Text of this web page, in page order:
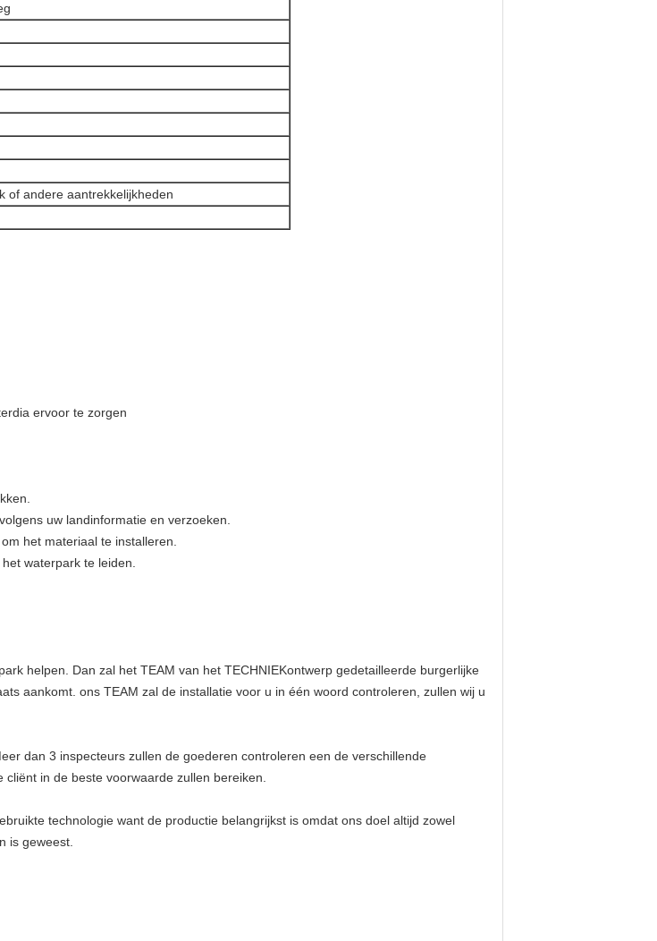
je snel terug!
of andere aantrekkelijkheden
ervoor te zorgen
uw landinformatie en verzoeken.
het materiaal te installeren.
waterpark te leiden.
helpen. Dan zal het TEAM van het TECHNIEKontwerp gedetailleerde burgerlijke
aankomt. ons TEAM zal de installatie voor u in één woord controleren, zullen wij u
dan 3 inspecteurs zullen de goederen controleren een de verschillende
in de beste voorwaarde zullen bereiken.
technologie want de productie belangrijkst is omdat ons doel altijd zowel
is geweest.